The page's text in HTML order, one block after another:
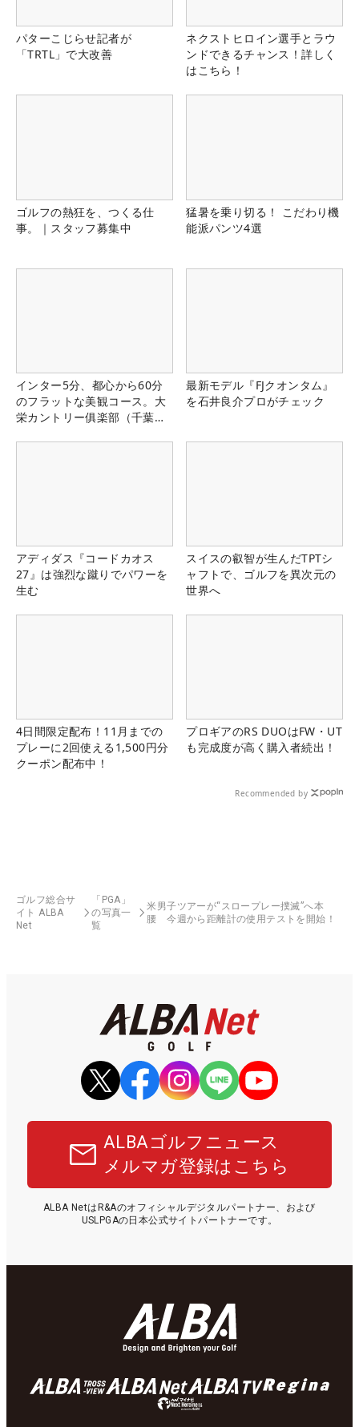
パターこじらせ記者が
「TRTL」で大改善
ネクストヒロイン選手とラウ
ンドできるチャンス！詳しく
はこちら！
ゴルフの熱狂を、つくる仕
事。｜スタッフ募集中
猛暑を乗り切る！ こだわり機
能派パンツ4選
インター5分、都心から60分
のフラットな美観コース。大
栄カントリー俱楽部（千葉
最新モデル『FJクオンタム』
を石井良介プロがチェック
アディダス『コードカオス
27』は強烈な蹴りでパワーを
生む
スイスの叡智が生んだTPTシ
ャフトで、ゴルフを異次元の
世界へ
4日間限定配布！11月までの
プレーに2回使える1,500円分
クーポン配布中！
プロギアのRS DUOはFW・UT
も完成度が高く購入者続出！
Recommended by
ゴルフ総合サ
イト ALBA
Net
「PGA」
の写真一
覧
米男子ツアーが“スロープレー撲滅”へ本
腰 今週から距離計の使用テストを開始！
ALBAゴルフニュース
メルマガ登録はこちら
ALBA NetはR&Aのオフィシャルデジタルパートナー、および
USLPGAの日本公式サイトパートナーです。